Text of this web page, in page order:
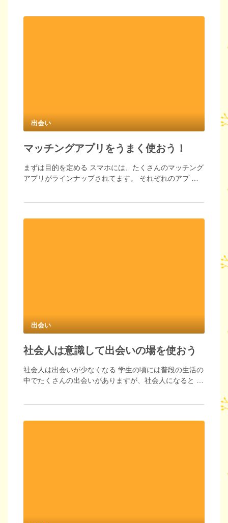
出会い
マッチングアプリをうまく使おう！
まずは目的を定める スマホには、たくさんのマッチング
アプリがラインナップされてます。 それぞれのアプ …
出会い
社会人は意識して出会いの場を使おう
社会人は出会いが少なくなる 学生の頃には普段の生活の
中でたくさんの出会いがありますが、社会人になると …